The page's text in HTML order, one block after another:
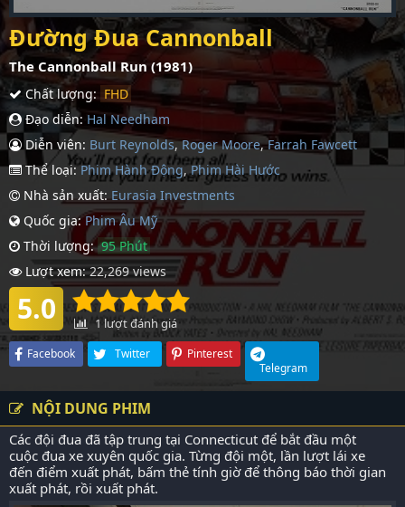
Đường Đua Cannonball
The Cannonball Run (1981)
Chất lượng: FHD
Đạo diễn: Hal Needham
Diễn viên: Burt Reynolds,Roger Moore,Farrah Fawcett
Thể loại: Phim Hành Động,Phim Hài Hước
Nhà sản xuất: Eurasia Investments
Quốc gia: Phim Âu Mỹ
Thời lượng: 95 Phút
Lượt xem: 22,269 views
5.0 1 lượt đánh giá
Facebook Twitter
Pinterest
Telegram
NỘI DUNG PHIM
Các đội đua đã tập trung tại Connecticut để bắt đầu một
cuộc đua xe xuyên quốc gia. Từng đội một, lần lượt lái xe
đến điểm xuất phát, bấm thẻ tính giờ để thông báo thời gian
xuất phát, rồi xuất phát.